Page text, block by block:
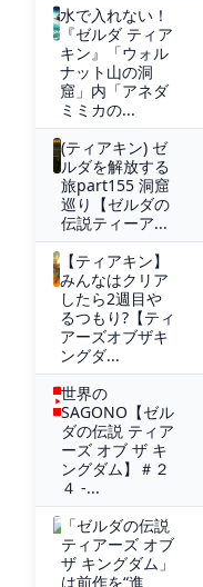
水で入れない！
『ゼルダ ティア
キン』「ウォル
ナット山の洞
窟」内「アネダ
ミミカの...
(ティアキン) ゼ
ルダを解放する
旅part155 洞窟
巡り【ゼルダの
伝説ティーア...
【ティアキン】
みんなはクリア
したら2週目や
るつもり?【ティ
アーズオブザキ
ングダ...
世界の
SAGONO【ゼル
ダの伝説 ティア
ーズ オブ ザ キ
ングダム】＃２
４ -...
「ゼルダの伝説
ティアーズ オブ
ザ キングダム」
は前作を“進